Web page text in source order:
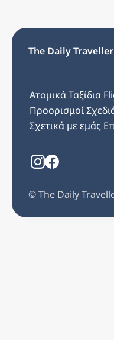
The Daily Traveller
Ατομικά Ταξίδια
Προορισμοί
Σχετικά με εμάς
©️ The Daily